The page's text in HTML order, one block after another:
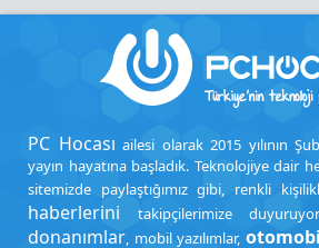
PC Hocası ailesi olarak 2015 yılının
yayın hayatına başladık. Teknolojiye dair
sitemizde paylaştığımız gibi, renkli
haberlerini takipçilerimize
donanımlar, mobil yazılımlar,